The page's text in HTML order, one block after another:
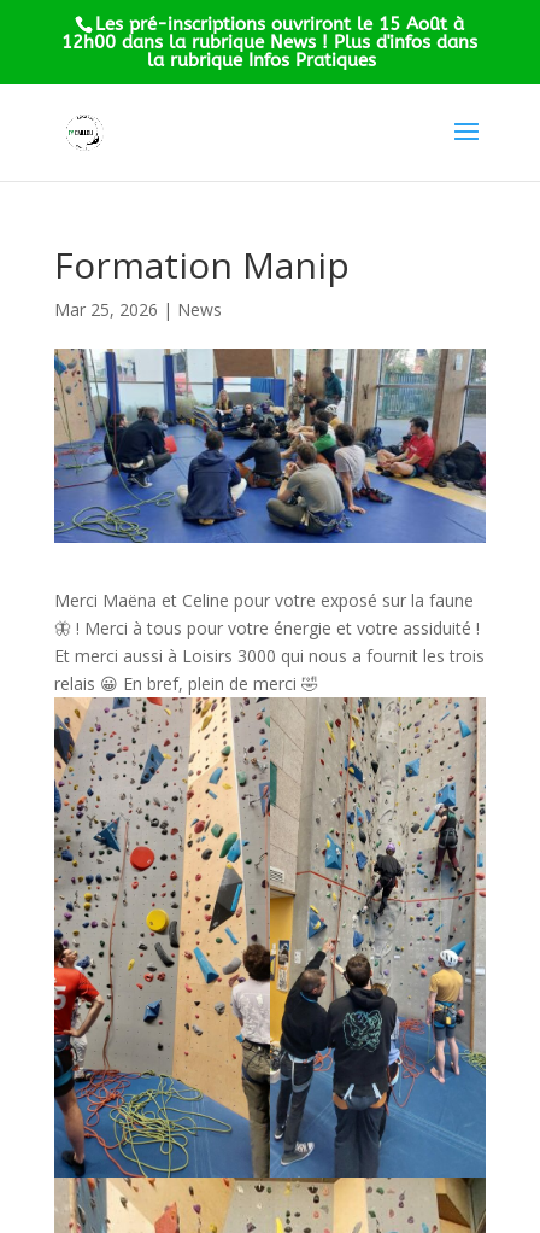
Les pré-inscriptions ouvriront le 15 Août à
12h00 dans la rubrique News ! Plus d'infos dans
la rubrique Infos Pratiques
Formation Manip
Mar 25, 2026 | News
Merci Maëna et⁩ Celine pour votre exposé sur la faune
🦋 ! Merci à tous pour votre énergie et votre assiduité !
Et merci aussi à Loisirs 3000 qui nous a fournit les trois
relais 😀 En bref, plein de merci 🤣